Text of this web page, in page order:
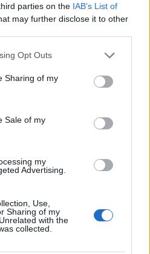
parties on the IAB’s List of
may further disclose it to other
app uses one or more Google
behaviour. You may click to
and its third-party tags to
purposes in below Google
Opt Outs
Sharing of my
Sale of my
my
Advertising.
Use,
Sharing of my
with the
collected.
tue segnalazioni,
e le tue foto
al numero +39
7512
tempo reale?
nostre ultime news